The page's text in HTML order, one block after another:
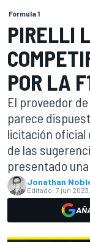
Fórmula 1
PIRELLI
POR LA
El proveedor
parece
licitación oficial
de las
presentado
Jonathan
Editado: 7 jun